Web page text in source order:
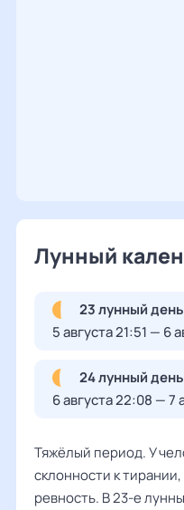
Лунный
23 лунный день
5 августа 21:51 — 6
24 лунный день
6 августа 22:08 — 7
Тяжёлый период. У
склонности к
ревность. В 23-е